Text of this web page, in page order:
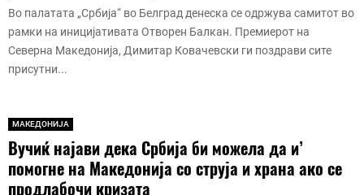
Во палатата „Србија“ во Белград денеска се одржува самитот во
рамки на иницијативата Отворен Балкан. Премиерот на
Северна Македонија, Димитар Ковачевски ги поздрави сите
присутни...
МАКЕДОНИЈА
Вучиќ најави дека Србија би можела да и’
помогне на Македонија со струја и храна ако се
продлабочи кризата